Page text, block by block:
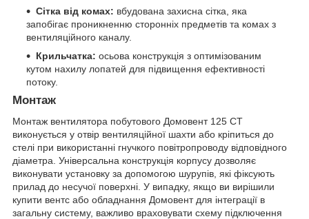
Сітка від комах: вбудована захисна сітка, яка
запобігає проникненню сторонніх предметів та комах з
вентиляційного каналу.
Крильчатка: осьова конструкція з оптимізованим
кутом нахилу лопатей для підвищення ефективності
потоку.
Монтаж
Монтаж вентилятора побутового Домовент 125 СТ
виконується у отвір вентиляційної шахти або кріпиться до
стелі при використанні гнучкого повітропроводу відповідного
діаметра. Універсальна конструкція корпусу дозволяє
виконувати установку за допомогою шурупів, які фіксують
прилад до несучої поверхні. У випадку, якщо ви вирішили
купити вентс або обладнання Домовент для інтеграції в
загальну систему, важливо враховувати схему підключення